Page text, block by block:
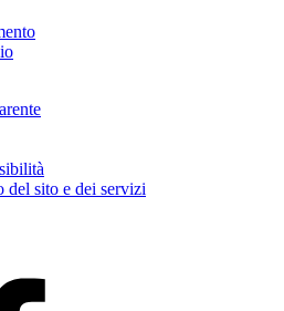
del sito e dei servizi